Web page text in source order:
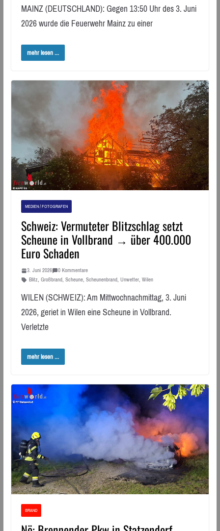
MAINZ (DEUTSCHLAND): Gegen 13:50 Uhr des 3. Juni
2026 wurde die Feuerwehr Mainz zu einer
mehr lesen ...
MEDIEN / FOTOGRAFEN
Schweiz: Vermuteter Blitzschlag setzt
Scheune in Vollbrand → über 400.000
Euro Schaden
3. Juni 2026
0 Kommentare
Blitz, Großbrand, Scheune, Scheunenbrand, Unwetter, Wilen
WILEN (SCHWEIZ): Am Mittwochnachmittag, 3. Juni
2026, geriet in Wilen eine Scheune in Vollbrand.
Verletzte
mehr lesen ...
BRAND